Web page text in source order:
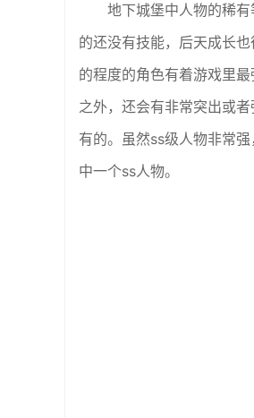
地下城堡中人物的稀
的还没有技能，后天成长
的程度的角色有着游戏里
之外，还会有非常突出或
有的。虽然ss级人物非常
中一个ss人物。